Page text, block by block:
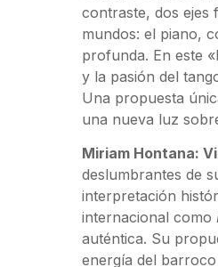
contraste, dos ejes
mundos: el piano,
profunda. En este
y la pasión del
Una propuesta
una nueva luz
Miriam Hontana:
deslumbrantes de
interpretación
internacional como
auténtica. Su
energía del